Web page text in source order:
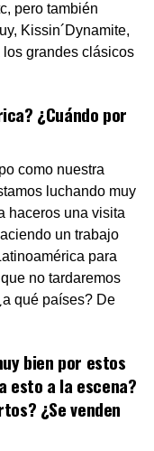
pero también
Kissin´Dynamite,
grandes clásicos
¿Cuándo por
como nuestra
luchando muy
haceros una visita
un trabajo
para
no tardaremos
qué países? De
bien por estos
esto a la escena?
¿Se venden